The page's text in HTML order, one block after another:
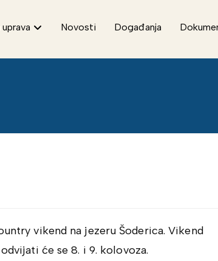
Novosti Događanja
vikend na jezeru Šoderica. Vikend
će se 8. i 9. kolovoza.